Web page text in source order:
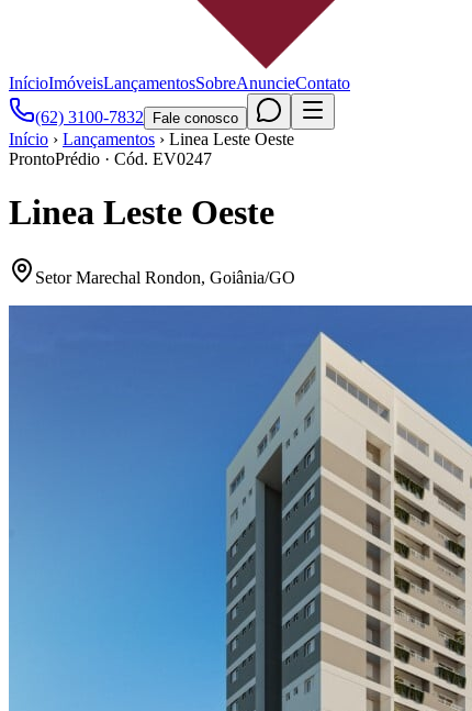
InícioImóveisLançamentosSobreAnuncieContato
(62) 3100-7832
Fale conosco
Início › Lançamentos › Linea Leste Oeste
ProntoPrédio · Cód. EV0247
Linea Leste Oeste
Setor Marechal Rondon, Goiânia/GO